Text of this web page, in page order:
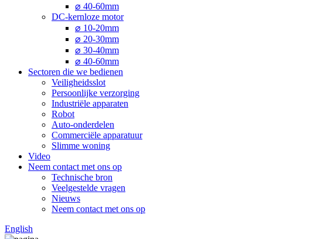
⌀ 40-60mm
DC-kernloze motor
⌀ 10-20mm
⌀ 20-30mm
⌀ 30-40mm
⌀ 40-60mm
Sectoren die we bedienen
Veiligheidsslot
Persoonlijke verzorging
Industriële apparaten
Robot
Auto-onderdelen
Commerciële apparatuur
Slimme woning
Video
Neem contact met ons op
Technische bron
Veelgestelde vragen
Nieuws
Neem contact met ons op
English